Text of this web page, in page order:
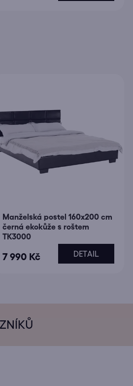
Manželská postel 160x200 cm
černá ekokůže s roštem
TK3000
7 990 Kč DETAIL